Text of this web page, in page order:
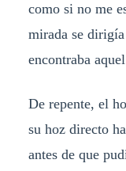
como si no me
mirada se
encontraba
De repente, el
su hoz directo
antes de que